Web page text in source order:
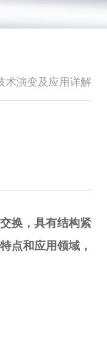
术演变及应用详解
换，具有结构紧
点和应用领域，